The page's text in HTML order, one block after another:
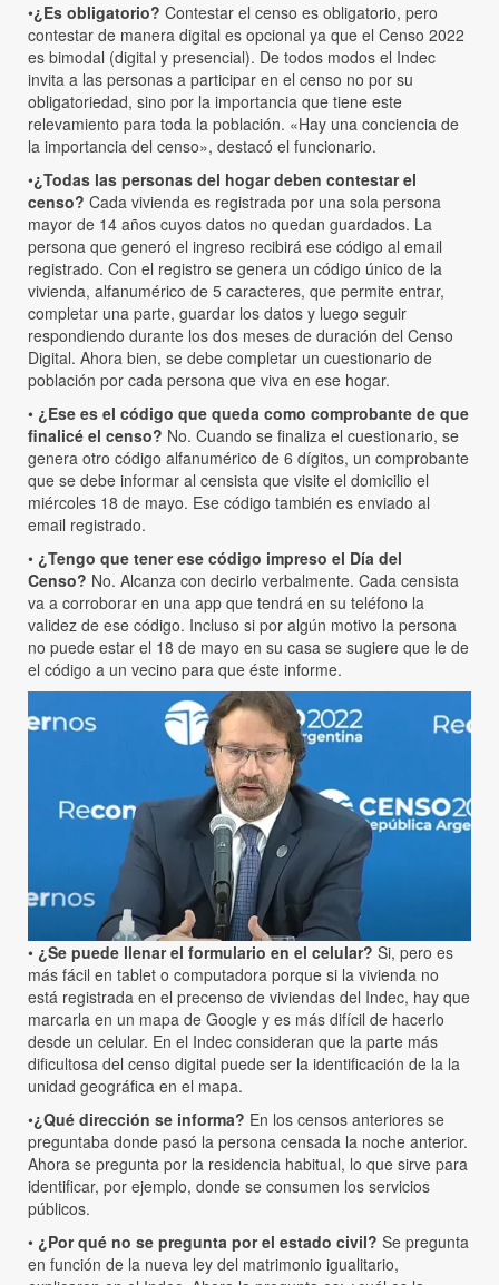
•¿Es obligatorio? Contestar el censo es obligatorio, pero
contestar de manera digital es opcional ya que el Censo 2022
es bimodal (digital y presencial). De todos modos el Indec
invita a las personas a participar en el censo no por su
obligatoriedad, sino por la importancia que tiene este
relevamiento para toda la población. «Hay una conciencia de
la importancia del censo», destacó el funcionario.
•¿Todas las personas del hogar deben contestar el
censo? Cada vivienda es registrada por una sola persona
mayor de 14 años cuyos datos no quedan guardados. La
persona que generó el ingreso recibirá ese código al email
registrado. Con el registro se genera un código único de la
vivienda, alfanumérico de 5 caracteres, que permite entrar,
completar una parte, guardar los datos y luego seguir
respondiendo durante los dos meses de duración del Censo
Digital. Ahora bien, se debe completar un cuestionario de
población por cada persona que viva en ese hogar.
• ¿Ese es el código que queda como comprobante de que
finalicé el censo? No. Cuando se finaliza el cuestionario, se
genera otro código alfanumérico de 6 dígitos, un comprobante
que se debe informar al censista que visite el domicilio el
miércoles 18 de mayo. Ese código también es enviado al
email registrado.
• ¿Tengo que tener ese código impreso el Día del
Censo? No. Alcanza con decirlo verbalmente. Cada censista
va a corroborar en una app que tendrá en su teléfono la
validez de ese código. Incluso si por algún motivo la persona
no puede estar el 18 de mayo en su casa se sugiere que le de
el código a un vecino para que éste informe.
• ¿Se puede llenar el formulario en el celular? Si, pero es
más fácil en tablet o computadora porque si la vivienda no
está registrada en el precenso de viviendas del Indec, hay que
marcarla en un mapa de Google y es más difícil de hacerlo
desde un celular. En el Indec consideran que la parte más
dificultosa del censo digital puede ser la identificación de la la
unidad geográfica en el mapa.
•¿Qué dirección se informa? En los censos anteriores se
preguntaba donde pasó la persona censada la noche anterior.
Ahora se pregunta por la residencia habitual, lo que sirve para
identificar, por ejemplo, donde se consumen los servicios
públicos.
• ¿Por qué no se pregunta por el estado civil? Se pregunta
en función de la nueva ley del matrimonio igualitario,